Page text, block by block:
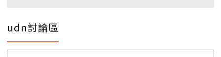
udn討論區